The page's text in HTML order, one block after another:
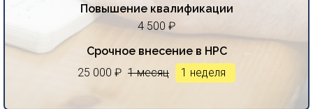
Повышение квалификации
4 500 ₽
Срочное внесение в НРС
25 000 ₽ 1 месяц 1 неделя